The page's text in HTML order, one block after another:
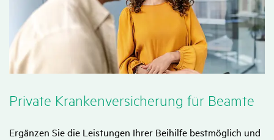
Private Kran­ken­ver­si­che­rung für Beamte
Ergänzen Sie die Leis­tungen Ihrer Beihilfe best­mög­lich und